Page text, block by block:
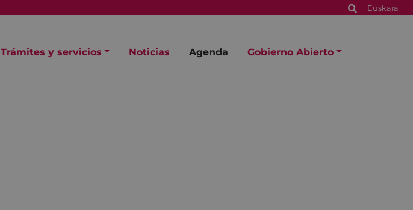
Euskara
Trámites y servicios Noticias Agenda Gobierno Abierto